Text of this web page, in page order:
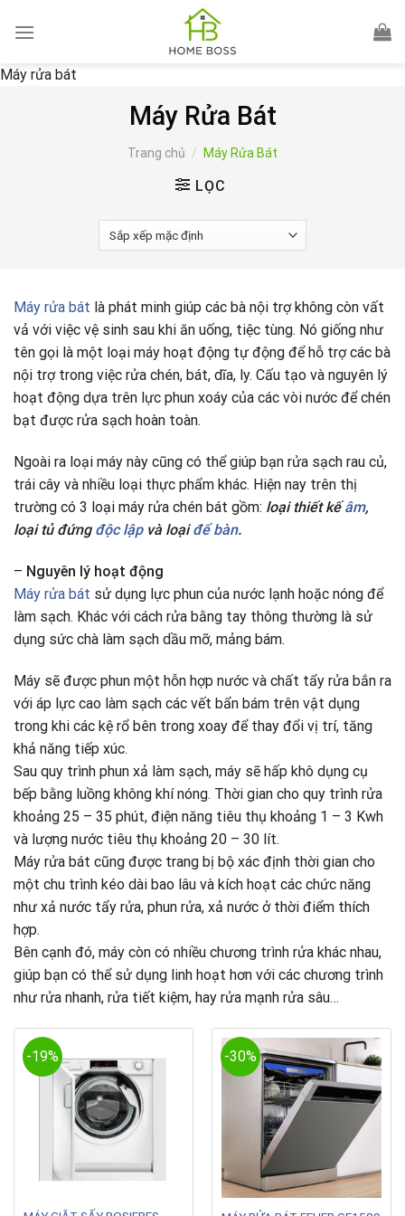
Máy rửa bát
Máy Rửa Bát
Trang chủ / Máy Rửa Bát
LỌC
Máy rửa bát là phát minh giúp các bà nội trợ không còn vất
vả với việc vệ sinh sau khi ăn uống, tiệc tùng. Nó giống như
tên gọi là một loại máy hoạt động tự động để hỗ trợ các bà
nội trợ trong việc rửa chén, bát, dĩa, ly. Cấu tạo và nguyên lý
hoạt động dựa trên lực phun xoáy của các vòi nước để chén
bạt được rửa sạch hoàn toàn.
Ngoài ra loại máy này cũng có thể giúp bạn rửa sạch rau củ,
trái cây và nhiều loại thực phẩm khác. Hiện nay trên thị
trường có 3 loại máy rửa chén bát gồm: loại thiết kếâm,
loại tủ đứng độc lậpvà loạiđể bàn.
– Nguyên lý hoạt động
Máy rửa bát sử dụng lực phun của nước lạnh hoặc nóng để
làm sạch. Khác với cách rửa bằng tay thông thường là sử
dụng sức chà làm sạch dầu mỡ, mảng bám.
Máy sẽ được phun một hỗn hợp nước và chất tẩy rửa bắn ra
với áp lực cao làm sạch các vết bẩn bám trên vật dụng
trong khi các kệ rổ bên trong xoay để thay đổi vị trí, tăng
khả năng tiếp xúc.
Sau quy trình phun xả làm sạch, máy sẽ hấp khô dụng cụ
bếp bằng luồng không khí nóng. Thời gian cho quy trình rửa
khoảng 25 – 35 phút, điện năng tiêu thụ khoảng 1 – 3 Kwh
và lượng nước tiêu thụ khoảng 20 – 30 lít.
Máy rửa bát cũng được trang bị bộ xác định thời gian cho
một chu trình kéo dài bao lâu và kích hoạt các chức năng
như xả nước tẩy rửa, phun rửa, xả nước ở thời điểm thích
hợp.
Bên cạnh đó, máy còn có nhiều chương trình rửa khác nhau,
giúp bạn có thể sử dụng linh hoạt hơn với các chương trình
như rửa nhanh, rửa tiết kiệm, hay rửa mạnh rửa sâu…
-19% -30%